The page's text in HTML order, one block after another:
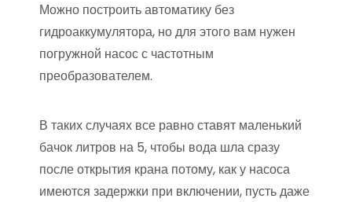
Можно построить автоматику без
гидроаккумулятора, но для этого вам нужен
погружной насос с частотным
преобразователем.
В таких случаях все равно ставят маленький
бачок литров на 5, чтобы вода шла сразу
после открытия крана потому, как у насоса
имеются задержки при включении, пусть даже